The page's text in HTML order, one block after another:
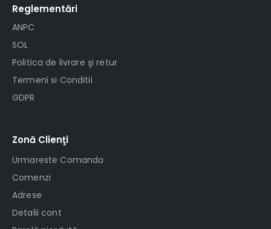
Reglementări
ANPC
SOL
Politica de livrare şi retur
Termeni si Conditii
GDPR
Zonă Clienţi
Urmareste Comanda
Comenzi
Adrese
Detalii cont